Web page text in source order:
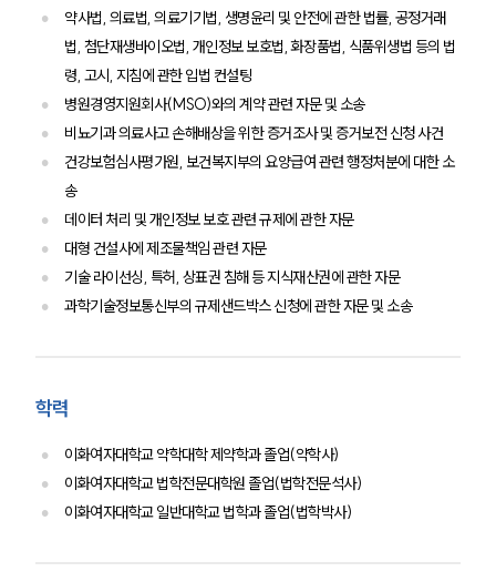
약사법, 의료법, 의료기기법, 생명윤리 및 안전에 관한 법률, 공정거래
법, 첨단재생바이오법, 개인정보 보호법, 화장품법, 식품위생법 등의 법
령, 고시, 지침에 관한 입법 컨설팅
병원경영지원회사(MSO)와의 계약 관련 자문 및 소송
비뇨기과 의료사고 손해배상을 위한 증거조사 및 증거보전 신청 사건
건강보험심사평가원, 보건복지부의 요양급여 관련 행정처분에 대한 소
송
데이터 처리 및 개인정보 보호 관련 규제에 관한 자문
대형 건설사에 제조물책임 관련 자문
기술 라이선싱, 특허, 상표권 침해 등 지식재산권에 관한 자문
과학기술정보통신부의 규제샌드박스 신청에 관한 자문 및 소송
학력
이화여자대학교 약학대학 제약학과 졸업(약학사)
이화여자대학교 법학전문대학원 졸업(법학전문석사)
이화여자대학교 일반대학교 법학과 졸업(법학박사)